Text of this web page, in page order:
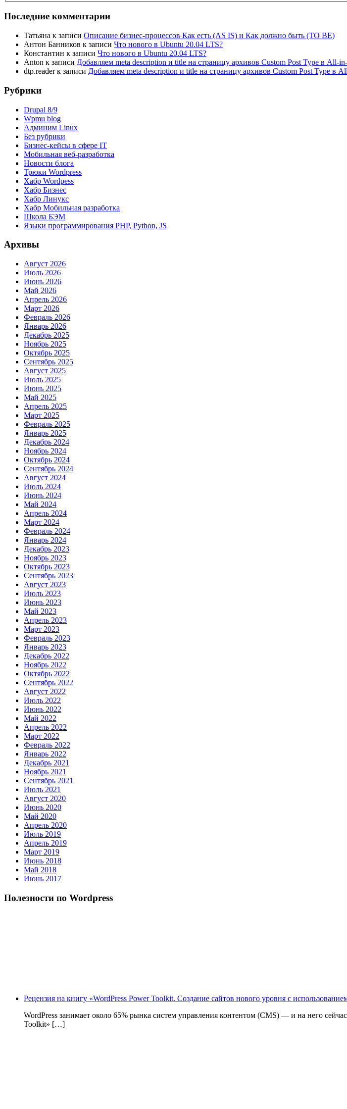
Последние комментарии
Татьяна к записи Описание бизнес-процессов Как есть (AS IS) и Как должно быть (TO BE)
Антон Банников к записи Что нового в Ubuntu 20.04 LTS?
Константин к записи Что нового в Ubuntu 20.04 LTS?
Anton к записи Добавляем meta description и title на страницу архивов Custom Post Type в All-
dtp.readerк записи Добавляем meta description и title на страницу архивов Custom Post Type в
Рубрики
Drupal 8/9
Wpmu blog
Админим Linux
Без рубрики
Бизнес-кейсы в сфере IT
Мобильная веб-разработка
Новости блога
Трюки Wordpress
Хабр Wordpess
Хабр Бизнес
Хабр Линукс
Хабр Мобильная разработка
Школа БЭМ
Языки программирования PHP, Python, JS
Архивы
Август 2026
Июль 2026
Июнь 2026
Май 2026
Апрель 2026
Март 2026
Февраль 2026
Январь 2026
Декабрь 2025
Ноябрь 2025
Октябрь 2025
Сентябрь 2025
Август 2025
Июль 2025
Июнь 2025
Май 2025
Апрель 2025
Март 2025
Февраль 2025
Январь 2025
Декабрь 2024
Ноябрь 2024
Октябрь 2024
Сентябрь 2024
Август 2024
Июль 2024
Июнь 2024
Май 2024
Апрель 2024
Март 2024
Февраль 2024
Январь 2024
Декабрь 2023
Ноябрь 2023
Октябрь 2023
Сентябрь 2023
Август 2023
Июль 2023
Июнь 2023
Май 2023
Апрель 2023
Март 2023
Февраль 2023
Январь 2023
Декабрь 2022
Ноябрь 2022
Октябрь 2022
Сентябрь 2022
Август 2022
Июль 2022
Июнь 2022
Май 2022
Апрель 2022
Март 2022
Февраль 2022
Январь 2022
Декабрь 2021
Ноябрь 2021
Сентябрь 2021
Июль 2021
Август 2020
Июнь 2020
Май 2020
Апрель 2020
Июль 2019
Апрель 2019
Март 2019
Июнь 2018
Май 2018
Июнь 2017
Полезности по Wordpress
Рецензия на книгу «WordPress Power Toolkit. Создание сайтов нового уровня с
WordPress занимает около 65% рынка систем управления контентом (CMS) — и на него
Toolkit» […]